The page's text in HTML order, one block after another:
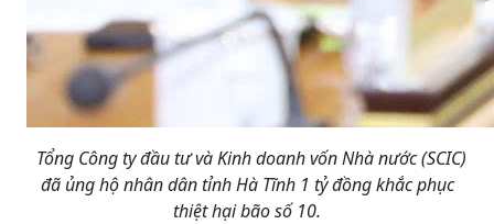
Tổng Công ty đầu tư và Kinh doanh vốn Nhà nước (SCIC)
đã ủng hộ nhân dân tỉnh Hà Tĩnh 1 tỷ đồng khắc phục
thiệt hại bão số 10.